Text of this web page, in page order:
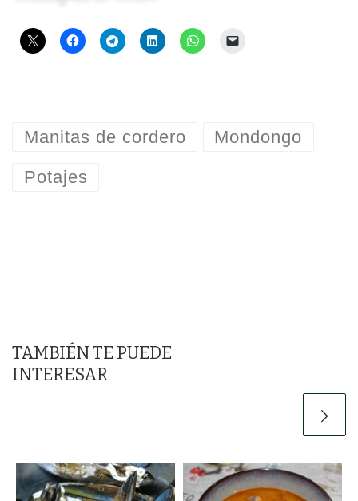
Manitas de cordero Mondongo
Potajes
TAMBIÉN TE PUEDE
INTERESAR